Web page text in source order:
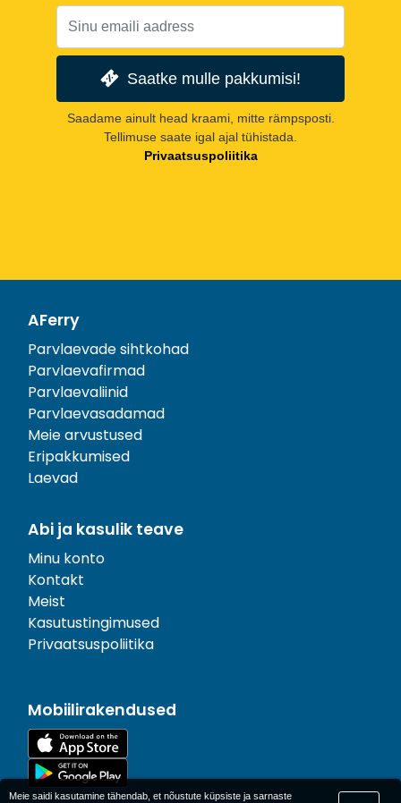
Saatke mulle pakkumisi!
Saadame ainult head kraami, mitte rämpsposti.
Tellimuse saate igal ajal tühistada.
Privaatsuspoliitika
AFerry
Parvlaevade sihtkohad
Parvlaevafirmad
Parvlaevaliinid
Parvlaevasadamad
Meie arvustused
Eripakkumised
Laevad
Abi ja kasulik teave
Minu konto
Kontakt
Meist
Kasutustingimused
Privaatsuspoliitika
Mobiilirakendused
Meie saidi kasutamine tähendab, et nõustute küpsiste ja sarnaste